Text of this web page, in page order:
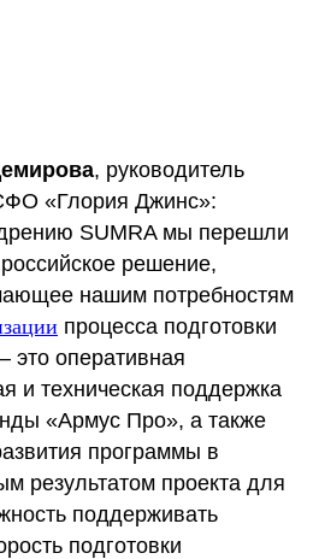
, руководитель
«Глория Джинс»:
SUMRA мы перешли
решение,
нашим потребностям
процесса подготовки
оперативная
и техническая поддержка
«Армус Про», а также
программы в
результатом проекта для
поддерживать
подготовки